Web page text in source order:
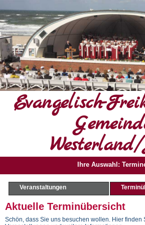
Evangelisch-
Ihre Auswahl:
Veranstaltungen
Aktuelle Terminübersicht
Schön, dass Sie uns besuchen wollen. Hier finden